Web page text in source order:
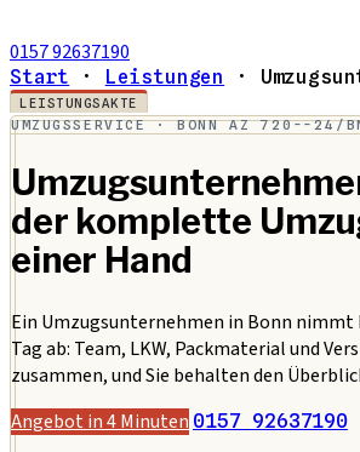
0157 92637190
Start · Leistungen ·
LEISTUNGSAKTE
UMZUGSSERVICE · BONN AZ 720--24/
der komplette
einer Hand
Ein Umzugsunternehmen in Bonn nimmt
Tag ab: Team, LKW, Packmaterial und
zusammen, und Sie behalten den
Angebot in 4 Minuten 0157 92637190